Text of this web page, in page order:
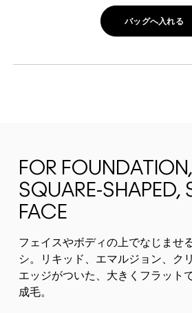
バッグへ入れる
FOR FOUNDATION,
SQUARE-SHAPED,
FACE
フェイスやボディの上でなじませ
シ。リキッド、エマルジョン、ク
エッジがついた、大きくフラット
成毛。